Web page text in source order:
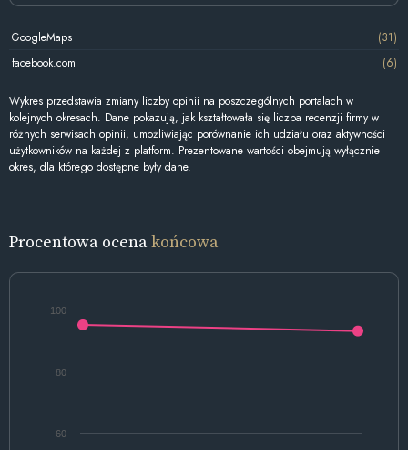
GoogleMaps
(31)
facebook.com
(6)
Wykres przedstawia zmiany liczby opinii na poszczególnych portalach w
kolejnych okresach. Dane pokazują, jak kształtowała się liczba recenzji firmy w
różnych serwisach opinii, umożliwiając porównanie ich udziału oraz aktywności
użytkowników na każdej z platform. Prezentowane wartości obejmują wyłącznie
okres, dla którego dostępne były dane.
Procentowa ocenakońcowa
60
80
100